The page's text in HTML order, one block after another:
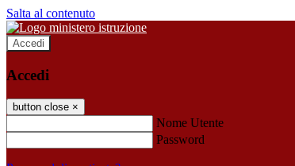
Salta al contenuto
Accedi
Accedi
button close ×
Nome Utente
Password